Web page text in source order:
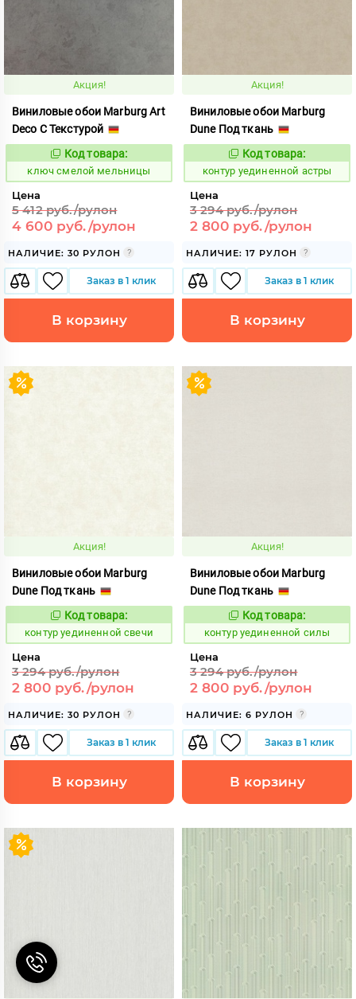
Акция!
Виниловые обои Marburg Art
Deco С Текстурой
Код:
683424
Код товара:
ключ смелой мельницы
Цена
5 412 руб./рулон
4 600 руб./рулон
НАЛИЧИЕ: 30 РУЛОН
Заказ в 1 клик
В корзину
Акция!
Виниловые обои Marburg
Dune Под ткань
Код:
763581
Код товара:
контур уединенной астры
Цена
3 294 руб./рулон
2 800 руб./рулон
НАЛИЧИЕ: 17 РУЛОН
Заказ в 1 клик
В корзину
Акция!
Виниловые обои Marburg
Dune Под ткань
Код:
763584
Код товара:
контур уединенной свечи
Цена
3 294 руб./рулон
2 800 руб./рулон
НАЛИЧИЕ: 30 РУЛОН
Заказ в 1 клик
В корзину
Акция!
Виниловые обои Marburg
Dune Под ткань
Код:
763588
Код товара:
контур уединенной силы
Цена
3 294 руб./рулон
2 800 руб./рулон
НАЛИЧИЕ: 6 РУЛОН
Заказ в 1 клик
В корзину